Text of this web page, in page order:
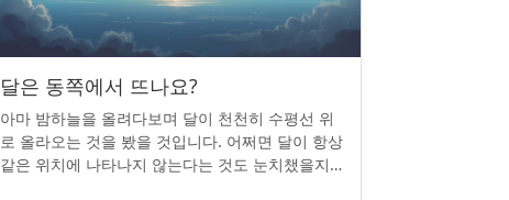
달은 동쪽에서 뜨나요?
아마 밤하늘을 올려다보며 달이 천천히 수평선 위
로 올라오는 것을 봤을 것입니다. 어쩌면 달이 항상
같은 위치에 나타나지 않는다는 것도 눈치챘을지